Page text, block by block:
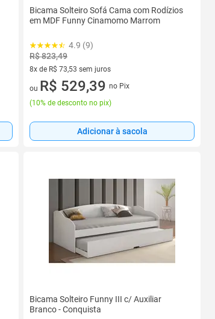
Bicama Solteiro Sofá Cama com Rodízios
em MDF Funny Cinamomo Marrom
4.9 (9)
R$ 823,49
8x de R$ 73,53 sem juros
8 vez de R$ 73,53 sem juros
ou R$ 529,39 no Pix
(10% de desconto no pix)
Adicionar à sacola
Bicama Solteiro Funny III c/ Auxiliar
Branco - Conquista